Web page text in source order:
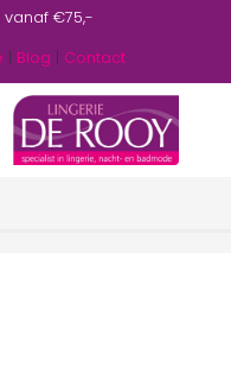
€75,-
| Blog | Contact